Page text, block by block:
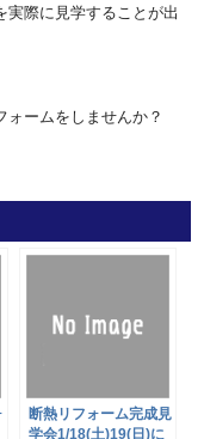
実際に見学することが出
ォームをしませんか？
断熱リフォーム完成見
学会1/18(土)19(日)に